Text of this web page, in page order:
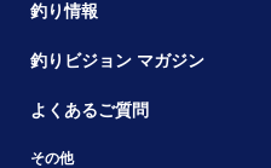
釣り情報
釣りビジョン マガジン
よくあるご質問
その他